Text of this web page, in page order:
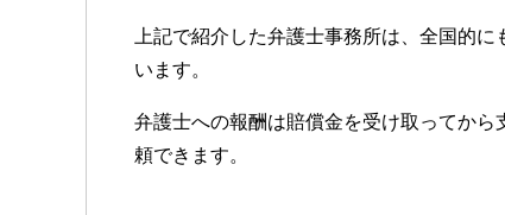
上記で紹介した弁護士事務所は、全国的に
います。
弁護士への報酬は賠償金を受け取ってか
頼できます。